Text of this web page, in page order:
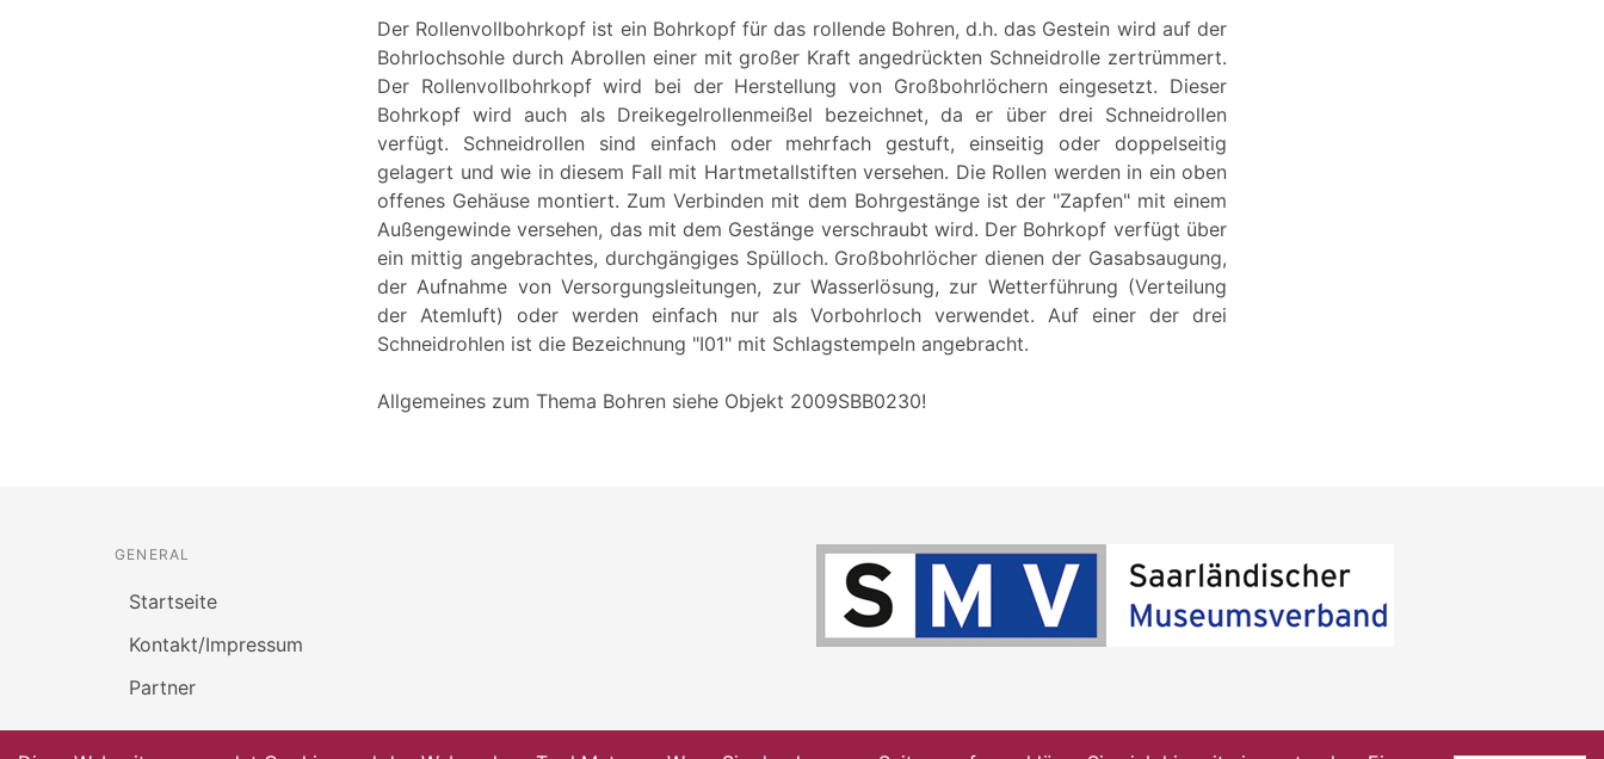
Der Rollenvollbohrkopf ist ein Bohrkopf für das rollende Bohren, d.h. das Gestein wird auf der
Bohrlochsohle durch Abrollen einer mit großer Kraft angedrückten Schneidrolle zertrümmert.
Der Rollenvollbohrkopf wird bei der Herstellung von Großbohrlöchern eingesetzt. Dieser
Bohrkopf wird auch als Dreikegelrollenmeißel bezeichnet, da er über drei Schneidrollen
verfügt. Schneidrollen sind einfach oder mehrfach gestuft, einseitig oder doppelseitig
gelagert und wie in diesem Fall mit Hartmetallstiften versehen. Die Rollen werden in ein oben
offenes Gehäuse montiert. Zum Verbinden mit dem Bohrgestänge ist der "Zapfen" mit einem
Außengewinde versehen, das mit dem Gestänge verschraubt wird. Der Bohrkopf verfügt über
ein mittig angebrachtes, durchgängiges Spülloch. Großbohrlöcher dienen der Gasabsaugung,
der Aufnahme von Versorgungsleitungen, zur Wasserlösung, zur Wetterführung (Verteilung
der Atemluft) oder werden einfach nur als Vorbohrloch verwendet. Auf einer der drei
Schneidrohlen ist die Bezeichnung "I01" mit Schlagstempeln angebracht.
Allgemeines zum Thema Bohren siehe Objekt 2009SBB0230!
GENERAL
Startseite
Kontakt/Impressum
Partner